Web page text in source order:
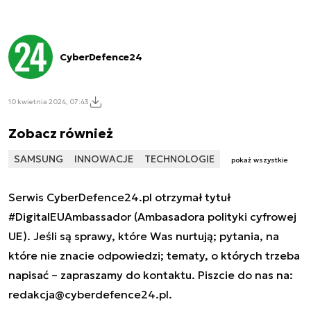
CyberDefence24
10 kwietnia 2024, 07:43
Zobacz również
SAMSUNG INNOWACJE TECHNOLOGIE pokaż wszystkie
Serwis CyberDefence24.pl otrzymał tytuł
#DigitalEUAmbassador (Ambasadora polityki cyfrowej
UE). Jeśli są sprawy, które Was nurtują; pytania, na
które nie znacie odpowiedzi; tematy, o których trzeba
napisać – zapraszamy do kontaktu. Piszcie do nas na:
redakcja@cyberdefence24.pl.